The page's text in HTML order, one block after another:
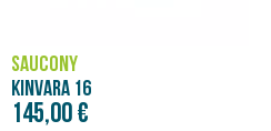
SAUCONY
KINVARA 16
145,00 €